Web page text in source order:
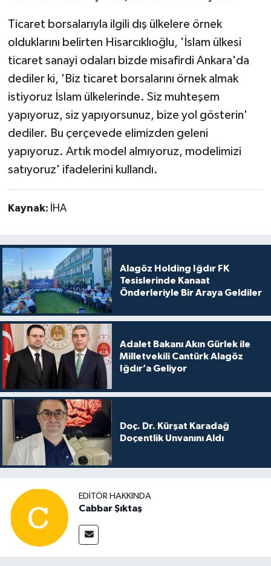
Ticaret borsalarıyla ilgili dış ülkelere örnek
olduklarını belirten Hisarcıklıoğlu, 'İslam ülkesi
ticaret sanayi odaları bizde misafirdi Ankara'da
dediler ki, 'Biz ticaret borsalarını örnek almak
istiyoruz İslam ülkelerinde. Siz muhteşem
yapıyoruz, siz yapıyorsunuz, bize yol gösterin'
dediler. Bu çerçevede elimizden geleni
yapıyoruz. Artık model almıyoruz, modelimizi
satıyoruz' ifadelerini kullandı.
Kaynak: İHA
Alagöz Holding Iğdır FK
Tesislerinde Kanaat
Önderleriyle Bir Araya Geldiler
Adalet Bakanı Akın Gürlek ile
Milletvekili Cantürk Alagöz
Iğdır’a Geliyor
Doç. Dr. Kürşat Karadağ
Doçentlik Unvanını Aldı
EDITÖR HAKKINDA
Cabbar Şıktaş